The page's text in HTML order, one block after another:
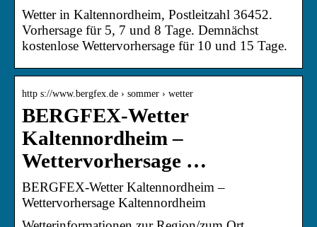
Wetter in Kaltennordheim, Postleitzahl 36452.
Vorhersage für 5, 7 und 8 Tage. Demnächst
kostenlose Wettervorhersage für 10 und 15 Tage.
http s://www.bergfex.de › sommer › wetter
BERGFEX-Wetter
Kaltennordheim –
Wettervorhersage …
BERGFEX-Wetter Kaltennordheim –
Wettervorhersage Kaltennordheim